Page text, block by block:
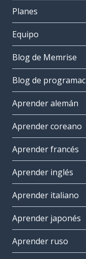
Planes
Equipo
Blog de Memrise
Blog de
Aprender alemán
Aprender coreano
Aprender francés
Aprender inglés
Aprender italiano
Aprender japonés
Aprender ruso